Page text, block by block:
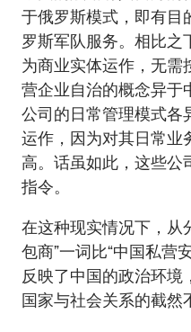
于俄罗斯模式，即有目
罗斯军队服务。相比之
为商业实体运作，无需
营企业自治的概念异于
公司的日常管理模式各
运作，因为对其日常业
高。话虽如此，这些公
指令。
在这种现实情况下，从
包商”一词比“中国私营
反映了中国的政治环
国家与社会关系的截然